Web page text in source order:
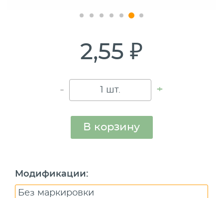
2,55 ₽
- +
В корзину
Модификации:
Без маркировки